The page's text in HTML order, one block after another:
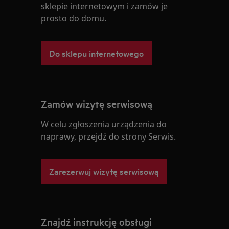
sklepie internetowym i zamów je
prosto do domu.
Do sklepu internetowego
Zamów wizytę serwisową
W celu zgłoszenia urządzenia do
naprawy, przejdź do strony Serwis.
Zarezerwuj wizytę serwisową
Znajdź instrukcję obsługi